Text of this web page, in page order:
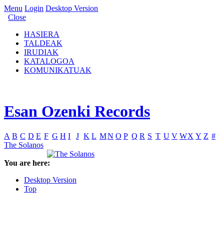
Menu Login Desktop Version
Close
HASIERA
TALDEAK
IRUDIAK
KATALOGOA
KOMUNIKATUAK
Esan Ozenki Records
A B C D E F G H I J K L MN O P Q R S T U V WX Y Z #
The Solanos
You are here:
Desktop Version
Top